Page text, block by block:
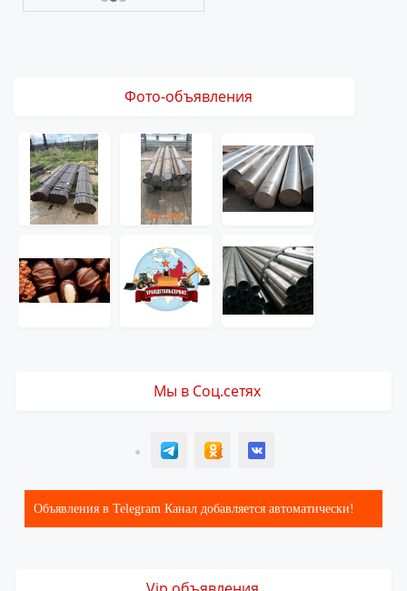
Фото-объявления
Мы в Соц.сетях
T ОК ВК
Объявления в Telegram Канал добавляется автоматически!